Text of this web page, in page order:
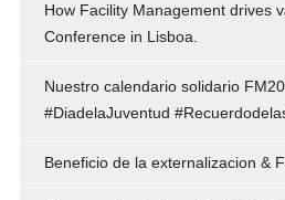
How Facility Management drives
Conference in Lisboa.
Nuestro calendario solidario
#DiadelaJuventud
Beneficio de la externalizacion &